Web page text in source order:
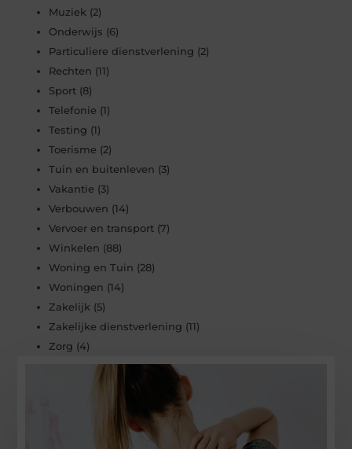
Muziek (2)
Onderwijs (6)
Particuliere dienstverlening (2)
Rechten (11)
Sport (8)
Telefonie (1)
Testing (1)
Toerisme (2)
Tuin en buitenleven (3)
Vakantie (3)
Verbouwen (14)
Vervoer en transport (7)
Winkelen (88)
Woning en Tuin (28)
Woningen (14)
Zakelijk (5)
Zakelijke dienstverlening (11)
Zorg (4)